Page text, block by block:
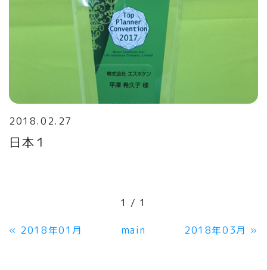
日本１
2018.02.27
1 / 1
« 2018年01月 main 2018年03月 »